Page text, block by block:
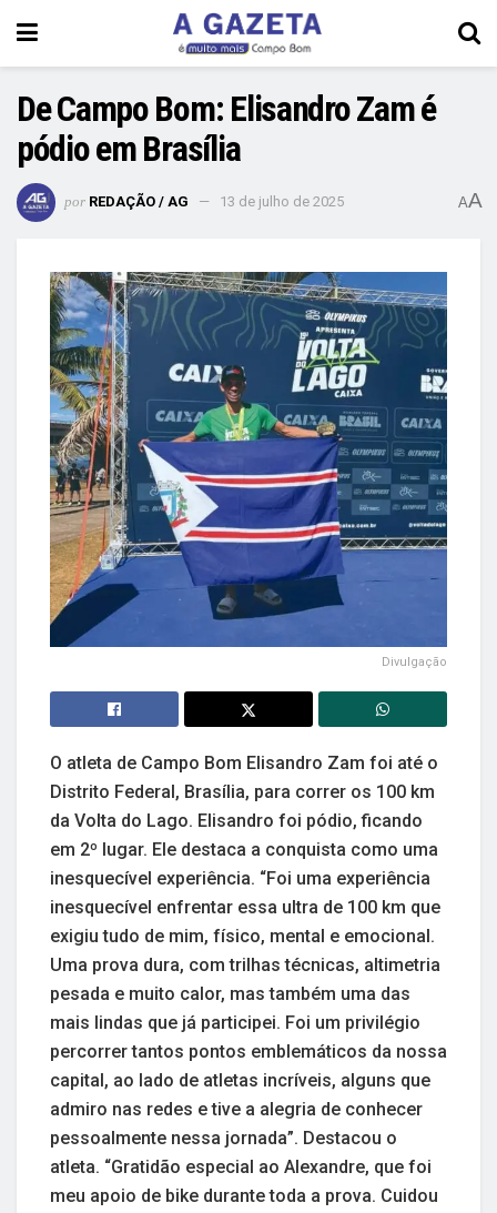
De Campo Bom: Elisandro Zam é
pódio em Brasília
por REDAÇÃO / AG 13 de julho de 2025 AA
Divulgação
O atleta de Campo Bom Elisandro Zam foi até o
Distrito Federal, Brasília, para correr os 100 km
da Volta do Lago. Elisandro foi pódio, ficando
em 2º lugar. Ele destaca a conquista como uma
inesquecível experiência. “Foi uma experiência
inesquecível enfrentar essa ultra de 100 km que
exigiu tudo de mim, físico, mental e emocional.
Uma prova dura, com trilhas técnicas, altimetria
pesada e muito calor, mas também uma das
mais lindas que já participei. Foi um privilégio
percorrer tantos pontos emblemáticos da nossa
capital, ao lado de atletas incríveis, alguns que
admiro nas redes e tive a alegria de conhecer
pessoalmente nessa jornada”. Destacou o
atleta. “Gratidão especial ao Alexandre, que foi
meu apoio de bike durante toda a prova. Cuidou